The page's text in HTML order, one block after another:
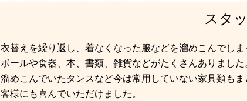
スタ
衣替えを繰り返し、着なくなった服などを溜めこんでし
ボールや食器、本、書類、雑貨などがたくさんありました
溜めこんでいたタンスなど今は常用していない家具類も
客様にも喜んでいただけました。